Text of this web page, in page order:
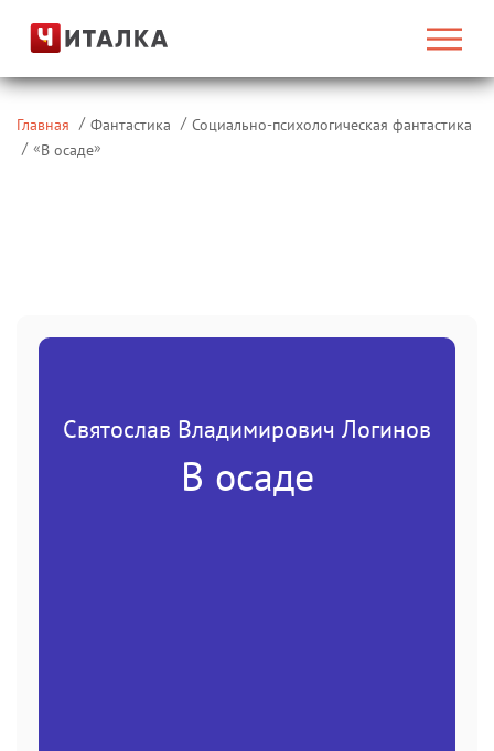
Главная Фантастика
Социально-психологическая фантастика
«В осаде»
Святослав Владимирович Логинов
В осаде